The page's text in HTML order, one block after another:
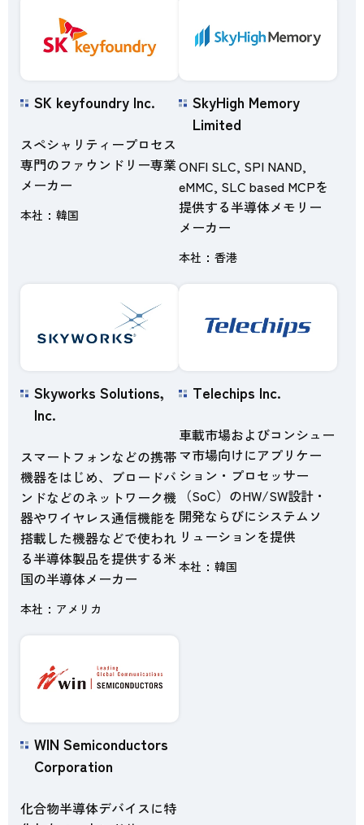
SK keyfoundry Inc.
本社 韓国
スペシャリティープロセス
専門のファウンドリー専業
メーカー
SkyHigh Memory
Limited
本社 香港
ONFI SLC, SPI NAND,
eMMC, SLC based MCPを
提供する半導体メモリー
メーカー
Skyworks Solutions,
Inc.
本社 アメリカ
スマートフォンなどの携帯
機器をはじめ、ブロードバ
ンドなどのネットワーク機
器やワイヤレス通信機能を
搭載した機器などで使われ
る半導体製品を提供する米
国の半導体メーカー
Telechips Inc.
本社 韓国
車載市場およびコンシュー
マ市場向けにアプリケー
ション・プロセッサー
（SoC）のHW/SW設計・
開発ならびにシステムソ
リューションを提供
WIN Semiconductors
Corporation
化合物半導体デバイスに特